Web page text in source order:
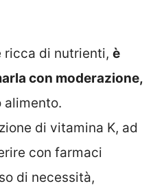
ricca di nutrienti, è
con moderazione,
alimento.
di vitamina K, ad
con farmaci
di necessità,